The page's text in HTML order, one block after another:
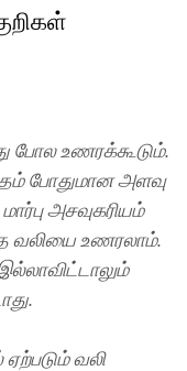
போல உணரக்கூடும்.
போதுமான அளவு
அசவுகரியம்
வலியை உணரலாம்.
ஏற்படும் வலி